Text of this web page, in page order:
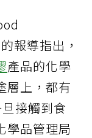
報導指出，
產品的化學
層上，都有
接觸到食
學品管理局